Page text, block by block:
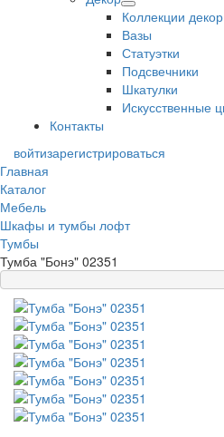
Коллекции декор
Вазы
Статуэтки
Подсвечники
Шкатулки
Искусственные
Контакты
войтизарегистрироваться
Главная
Каталог
Мебель
Шкафы и тумбы лофт
Тумбы
Тумба "Бонэ" 02351